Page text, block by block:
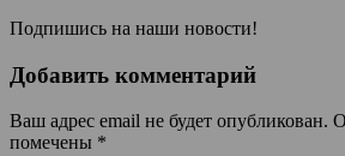
Подпишись на наши новости!
Добавить комментарий
Ваш адрес email не будет опубликован.
помечены *